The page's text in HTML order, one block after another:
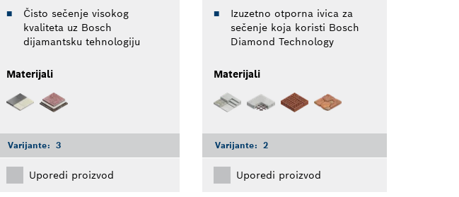
Čisto sečenje visokog
kvaliteta uz Bosch
dijamantsku tehnologiju
Materijali
Varijante: 3
Uporedi proizvod
Izuzetno otporna ivica za
sečenje koja koristi Bosch
Diamond Technology
Materijali
Varijante: 2
Uporedi proizvod